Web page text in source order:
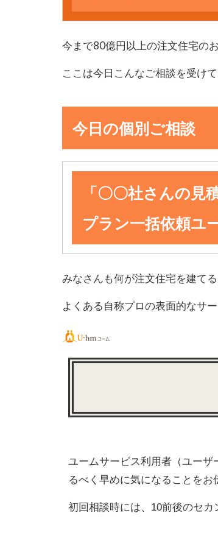
今まで80億円以上の注文住宅の
ここは今日こんなご相談を受け
今日の個別ご相談
「〇〇社さんの
プラン一括依頼ユ
みなさんも何が注文住宅を建て
よくある自称プロの表面的なサ
ユームサービス利用者（ユー
るべく早めに気になることをお
初回相談時には、10前後のセカ